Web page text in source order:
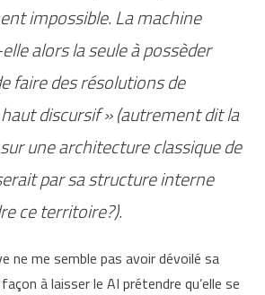
impossible. La machine
alors la seule à possèder
faire des résolutions de
discursif » (autrement dit la
une architecture classique de
par sa structure interne
ce territoire?).
ne me semble pas avoir dévoilé sa
à laisser le AI prétendre qu’elle se